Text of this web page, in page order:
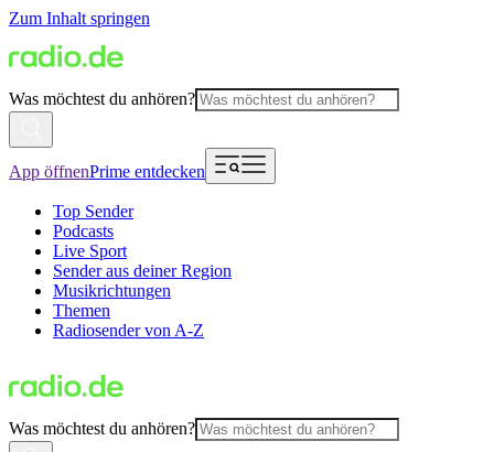
Zum Inhalt springen
Was möchtest du anhören?
App öffnenPrime entdecken
Top Sender
Podcasts
Live Sport
Sender aus deiner Region
Musikrichtungen
Themen
Radiosender von A-Z
Was möchtest du anhören?